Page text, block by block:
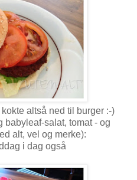
altså ned til burger :-)
babyleaf-salat, tomat - og
alt, vel og merke):
i dag også